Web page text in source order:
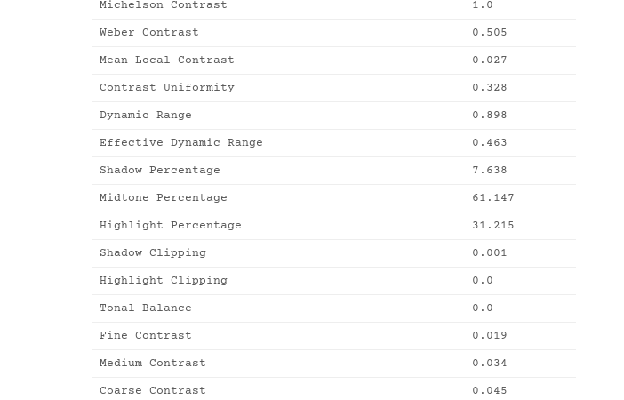
Michelson Contrast 1.0
Weber Contrast 0.505
Mean Local Contrast 0.027
Contrast Uniformity 0.328
Dynamic Range 0.898
Effective Dynamic Range 0.463
Shadow Percentage 7.638
Midtone Percentage 61.147
Highlight Percentage 31.215
Shadow Clipping 0.001
Highlight Clipping 0.0
Tonal Balance 0.0
Fine Contrast 0.019
Medium Contrast 0.034
Coarse Contrast 0.045